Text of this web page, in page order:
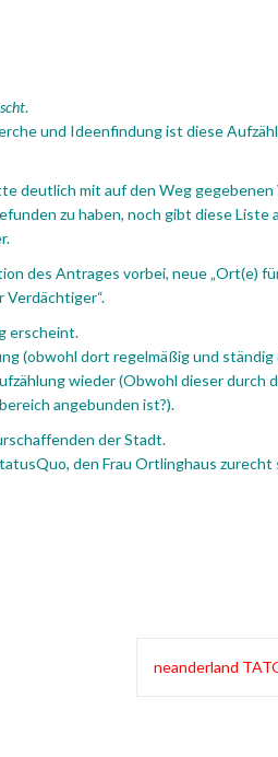
.
und Ideenfindung ist diese
deutlich mit auf den Weg
zu haben, noch gibt diese Liste
des Antrages vorbei, neue „Ort(e)
Verdächtiger“.
erscheint.
(obwohl dort regelmäßig und
wieder (Obwohl dieser durch
angebunden ist?).
der Stadt.
den Frau Ortlinghaus zurecht
neanderland